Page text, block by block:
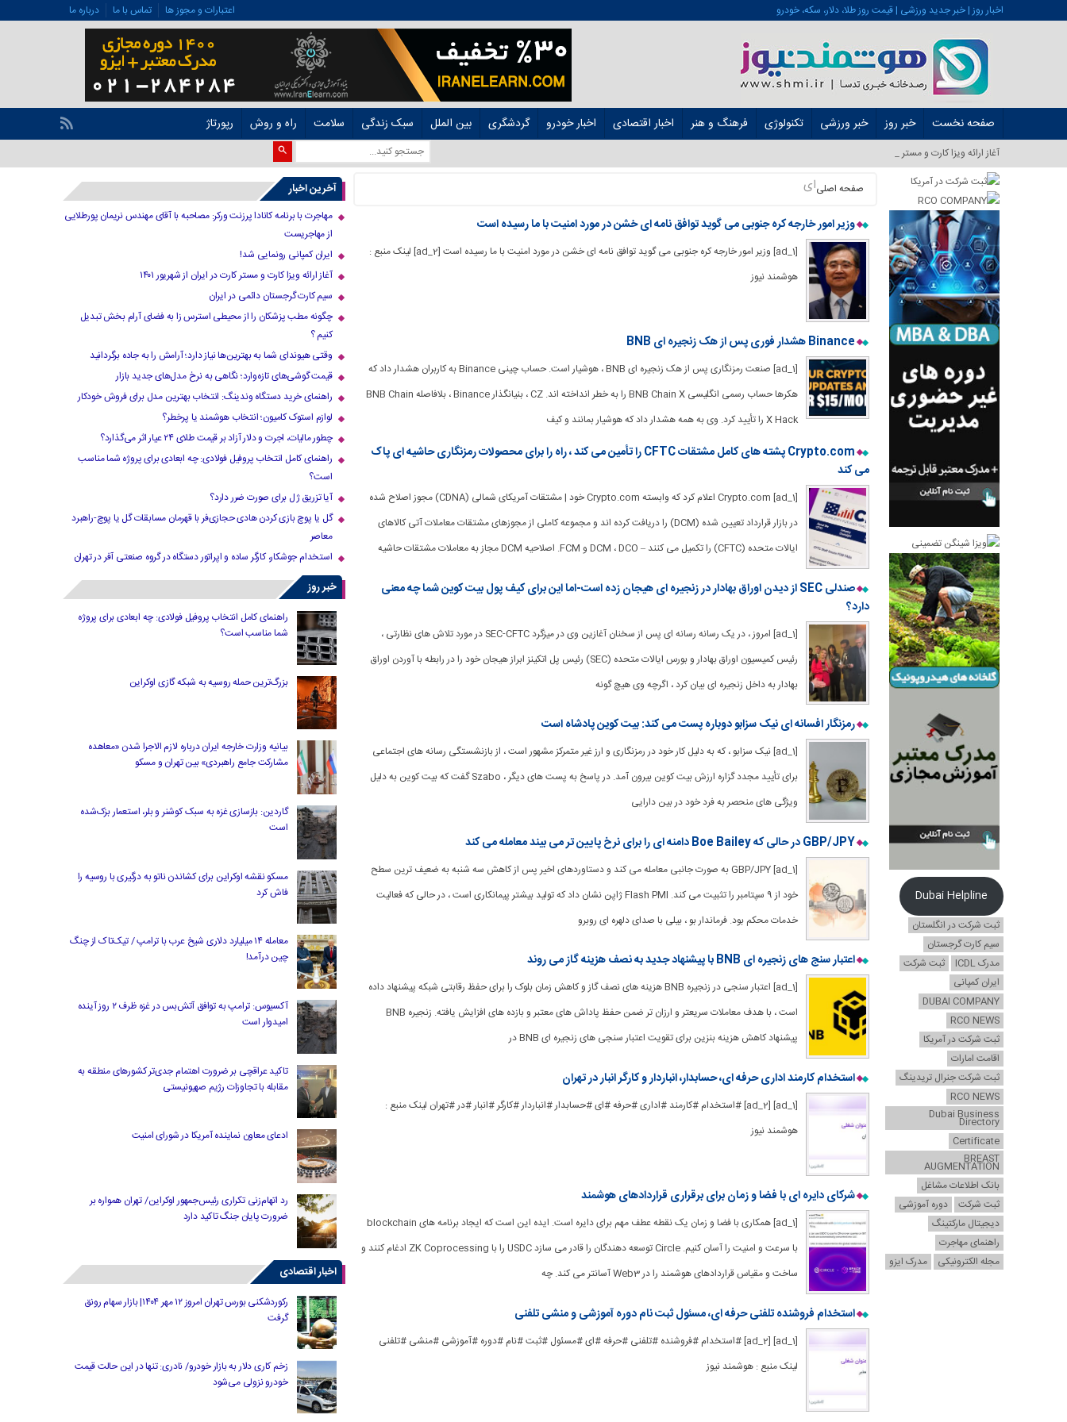
اخبار روز | خبر جدید ورزشی | قیمت روز طلا، دلار، سکه، خودرو اعتبارات و مجوز ها تماس با ما درباره ما
صفحه نخست خبر روز خبر ورزشی تکنولوژی فرهنگ و هنر اخبار اقتصادی اخبار خودرو گردشگری بین الملل سبک زندگی سلامت راه و روش رپورتاژ
آغاز ارائه ویزا کارت و مستر کارت در ایرا_
صفحه اصلیای
وزیر امور خارجه کره جنوبی می گوید توافق نامه ای خشن در مورد امنیت با ما رسیده است
[ad_1] وزیر امور خارجه کره جنوبی می گوید توافق نامه ای خشن در مورد امنیت با ما رسیده است [ad_2] لینک منبع :
هوشمند نیوز
Binance هشدار فوری پس از هک زنجیره ای BNB
[ad_1] صنعت رمزنگاری پس از هک زنجیره ای BNB ، هوشیار است. حساب چینی Binance به کاربران هشدار داد که
هکرها حساب رسمی انگلیسی BNB Chain X را به خطر انداخته اند. CZ ، بنیانگذار Binance ، بلافاصله BNB Chain
X Hack را تأیید کرد. وی به همه هشدار داد که هوشیار بمانند و کیف
Crypto.com پشته های کامل مشتقات CFTC را تأمین می کند ، راه را برای محصولات رمزنگاری حاشیه ای پاک
می کند
[ad_1] Crypto.com اعلام کرد که وابسته Crypto.com خود | مشتقات آمریکای شمالی (CDNA) مجوز اصلاح شده
در بازار قرارداد تعیین شده (DCM) را دریافت کرده اند و مجموعه کاملی از مجوزهای مشتقات معاملات آتی کالاهای
ایالات متحده (CFTC) را تکمیل می کنند – DCM ، DCO و FCM. اصلاحیه DCM مجاز به معاملات مشتقات حاشیه
صندلی SEC از دیدن اوراق بهادار در زنجیره ای هیجان زده است-اما این برای کیف پول بیت کوین شما چه معنی
دارد؟
[ad_1] امروز ، در یک رسانه رسانه ای پس از سخنان آغازین وی در میزگرد SEC-CFTC در مورد تلاش های نظارتی ،
رئیس کمیسیون اوراق بهادار و بورس ایالات متحده (SEC) رئیس پل اتکینز ابراز هیجان خود را در رابطه با آوردن اوراق
بهادار به داخل زنجیره ای بیان کرد ، اگرچه وی هیچ گونه
رمزنگار افسانه ای نیک سزابو دوباره پست می کند: بیت کوین پادشاه است
[ad_1] نیک سزابو ، که به دلیل کار خود در رمزنگاری و ارز غیر متمرکز مشهور است ، از بازنشستگی رسانه های اجتماعی
برای تأیید مجدد گزاره ارزش بیت کوین بیرون آمد. در پاسخ به پست های دیگر ، Szabo گفت که بیت کوین به دلیل
ویژگی های منحصر به فرد خود در بین دارایی
GBP/JPY در حالی که Boe Bailey دامنه ای را برای نرخ پایین تر می بیند معامله می کند
[ad_1] GBP/JPY به صورت جانبی معامله می کند و دستاوردهای اخیر پس از کاهش سه شنبه به ضعیف ترین سطح
خود از 9 سپتامبر را تثبیت می کند. Flash PMI ژاپن نشان داد که تولید بیشتر پیمانکاری است ، در حالی که فعالیت
خدمات محکم بود. فرماندار بو ، بیلی با صدای دلهره ای روبرو
اعتبار سنج های زنجیره ای BNB با پیشنهاد جدید به نصف هزینه گاز می روند
[ad_1] اعتبار سنجی در زنجیره BNB هزینه های نصف گاز و کاهش زمان بلوک را برای حفظ رقابتی شبکه پیشنهاد داده
است ، با هدف معاملات سریعتر و ارزان تر ضمن حفظ پاداش های معتبر و بازده های افزایش یافته. زنجیره BNB
پیشنهاد کاهش هزینه بنزین برای تقویت اعتبار سنجی های زنجیره ای BNB در
استخدام کارمند اداری حرفه ای، حسابدار، انباردار و کارگر انبار در تهران
[ad_1] [ad_2] #استخدام #کارمند #اداری #حرفه #ای #حسابدار #انباردار #کارگر #انبار #در #تهران لینک منبع :
هوشمند نیوز
شرکای دایره ای با فضا و زمان برای برقراری قراردادهای هوشمند
[ad_1] همکاری با فضا و زمان یک نقطه عطف مهم برای دایره است. ایده این است که ایجاد برنامه های blockchain
با سرعت و امنیت را آسان کنیم. Circle توسعه دهندگان را قادر می سازد USDC را با ZK Coprocessing ادغام کنند و
ساخت و مقیاس قراردادهای هوشمند را در Web3 آسانتر می کند. چه
استخدام فروشنده تلفنی حرفه ای، مسئول ثبت نام دوره آموزشی و منشی تلفنی
[ad_1] [ad_2] #استخدام #فروشنده #تلفنی #حرفه #ای #مسئول #ثبت #نام #دوره #آموزشی #منشی #تلفنی
لینک منبع : هوشمند نیوز
Dubai Helpline
ثبت شرکت در انگلستان
سیم کارت گرجستان
مدرک ICDL
ثبت شرکت
ایران کمپانی
DUBAI COMPANY
RCO NEWS
ثبت شرکت در آمریکا
اقامت امارات
ثبت شرکت جنرال تریدینگ
RCO NEWS
Dubai Business
Directory
Certificate
BREAST
AUGMENTATION
بانک اطلاعات مشاغل
ثبت شرکت
دوره آموزشی
دیجیتال مارکتینگ
راهنمای مهاجرت
مجله الکترونیکی
مدرک ایزو
آخرین اخبار
مهاجرت با برنامه کانادا پرزنت ورکر: مصاحبه با آقای مهندس نریمان پورطلایی
از مهاجریست
ایران کمپانی رونمایی شد!
آغاز ارائه ویزا کارت و مستر کارت در ایران از شهریور ۱۴۰۱
سیم کارت گرجستان دائمی در ایران
چگونه مطب پزشکان را از محیطی استرس زا به فضای آرام بخش تبدیل
کنیم ؟
وقتی هیوندای شما به بهترین‌ها نیاز دارد؛ آرامش را به جاده برگردانید
قیمت گوشی‌های تازه‌وارد؛ نگاهی به نرخ مدل‌های جدید بازار
راهنمای خرید دستگاه وندینگ: انتخاب بهترین مدل برای فروش خودکار
لوازم استوک کامیون؛ انتخاب هوشمند یا پرخطر؟
چطور مالیات، اجرت و دلار آزاد بر قیمت طلای ۲۴ عیار اثر می‌گذارد؟
راهنمای کامل انتخاب پروفیل فولادی: چه ابعادی برای پروژه شما مناسب
است؟
آیا تزریق ژل برای صورت ضرر دارد​؟
گل یا پوچ بازی کردن هادی حجازی‌فر با قهرمان مسابقات گل یا پوچ-راهبرد
معاصر
استخدام جوشکار، کارگر ساده و اپراتور دستگاه در گروه صنعتی آفر در تهران
خبر روز
راهنمای کامل انتخاب پروفیل فولادی: چه ابعادی برای پروژه
شما مناسب است؟
بزرگ‌ترین حمله روسیه به شبکه گازی اوکراین
بیانیه وزارت خارجه ایران درباره لازم‌ الاجرا شدن «معاهده
مشارکت جامع راهبردی» بین تهران و مسکو
گاردین: بازسازی غزه به سبک کوشنر و بلر، استعمار بزک‌شده
است
مسکو نقشه اوکراین برای کشاندن ناتو به درگیری با روسیه را
فاش کرد
معامله ۱۴ میلیارد دلاری شیخ عرب با ترامپ / تیک‌تاک از چنگ
چین درآمد!
آکسیوس: ترامپ به توافق آتش‌بس در غزه ظرف ۲ روز آینده
امیدوار است
تاکید عراقچی بر ضرورت اهتمام جدی‌تر کشورهای منطقه به
مقابله با تجاوزات رژیم صهیونیستی
ادعای معاون نماینده آمریکا در شورای امنیت
رد اتهام‌زنی تکراری رئیس‌جمهور اوکراین/ تهران همواره بر
ضرورت پایان جنگ تاکید دارد
اخبار اقتصادی
رکوردشکنی بورس تهران امروز ۱۲ مهر ۱۴۰۴| بازار سهام رونق
گرفت
زخم کاری دلار به بازار خودرو/ نادری: تنها در این حالت قیمت
خودرو نزولی می‌شود